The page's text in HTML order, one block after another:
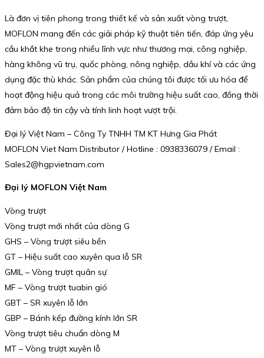
Là đơn vị tiên phong trong thiết kế và sản xuất vòng trượt,
MOFLON mang đến các giải pháp kỹ thuật tiên tiến, đáp ứng yêu
cầu khắt khe trong nhiều lĩnh vực như thương mại, công nghiệp,
hàng không vũ trụ, quốc phòng, nông nghiệp, dầu khí và các ứng
dụng đặc thù khác. Sản phẩm của chúng tôi được tối ưu hóa để
hoạt động hiệu quả trong các môi trường hiệu suất cao, đồng thời
đảm bảo độ tin cậy và tính linh hoạt vượt trội.
Đại lý Việt Nam – Công Ty TNHH TM KT Hưng Gia Phát
MOFLON Viet Nam Distributor / Hotline : 0938336079 / Email :
Sales2@hgpvietnam.com
Đại lý MOFLON Việt Nam
Vòng trượt
Vòng trượt mới nhất của dòng G
GHS – Vòng trượt siêu bền
GT – Hiệu suất cao xuyên qua lỗ SR
GMIL – Vòng trượt quân sự
MF – Vòng trượt tuabin gió
GBT – SR xuyên lỗ lớn
GBP – Bánh kếp đường kính lớn SR
Vòng trượt tiêu chuẩn dòng M
MT – Vòng trượt xuyên lỗ